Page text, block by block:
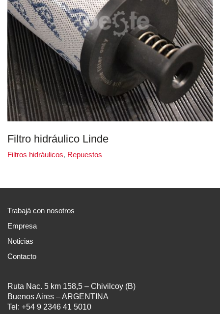
Filtro hidráulico Linde
Filtros hidráulicos, Repuestos
Trabajá con nosotros
Empresa
Noticias
Contacto
Ruta Nac. 5 km 158,5 – Chivilcoy (B)
Buenos Aires – ARGENTINA
Tel: +54 9 2346 41 5010